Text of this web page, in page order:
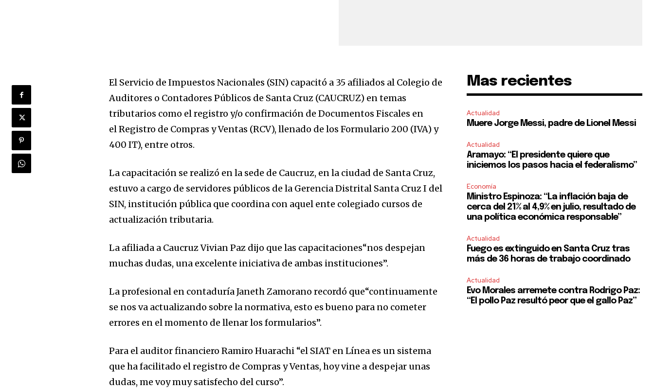
Join our community of
SUBSCRIBERS and be part
of the conversation.
To subscribe, simply enter your email address on our website or click
the subscribe button below. Don't worry, we respect your privacy and
El Servicio de Impuestos Nacionales (SIN) capacitó a 35 afiliados al Colegio de
Auditores o Contadores Públicos de Santa Cruz (CAUCRUZ) en temas
tributarios como el registro y/o confirmación de Documentos Fiscales en
el Registro de Compras y Ventas (RCV), llenado de los Formulario 200 (IVA) y
400 IT), entre otros.
La capacitación se realizó en la sede de Caucruz, en la ciudad de Santa Cruz,
estuvo a cargo de servidores públicos de la Gerencia Distrital Santa Cruz I del
SIN, institución pública que coordina con aquel ente colegiado cursos de
actualización tributaria.
La afiliada a Caucruz Vivian Paz dijo que las capacitaciones“nos despejan
muchas dudas, una excelente iniciativa de ambas instituciones”.
La profesional en contaduría Janeth Zamorano recordó que“continuamente
se nos va actualizando sobre la normativa, esto es bueno para no cometer
errores en el momento de llenar los formularios”.
Para el auditor financiero Ramiro Huarachi “el SIAT en Línea es un sistema
que ha facilitado el registro de Compras y Ventas, hoy vine a despejar unas
dudas, me voy muy satisfecho del curso”.
Mas recientes
Actualidad
Muere Jorge Messi, padre de Lionel Messi
Actualidad
Aramayo: “El presidente quiere que
iniciemos los pasos hacia el federalismo”
Economía
Ministro Espinoza: “La inflación baja de
cerca del 21% al 4,9% en julio, resultado de
una política económica responsable”
Actualidad
Fuego es extinguido en Santa Cruz tras
más de 36 horas de trabajo coordinado
Actualidad
Evo Morales arremete contra Rodrigo Paz:
“El pollo Paz resultó peor que el gallo Paz”